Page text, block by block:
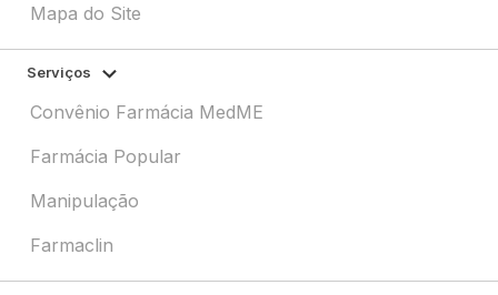
Mapa do Site
Serviços
Convênio Farmácia MedME
Farmácia Popular
Manipulação
Farmaclin